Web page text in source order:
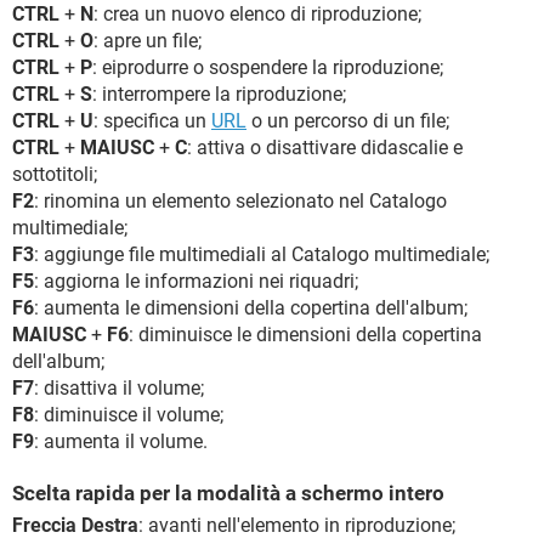
CTRL + N: crea un nuovo elenco di riproduzione;
CTRL + O: apre un file;
CTRL + P: eiprodurre o sospendere la riproduzione;
CTRL + S: interrompere la riproduzione;
CTRL + U: specifica un URL o un percorso di un file;
CTRL + MAIUSC + C: attiva o disattivare didascalie e
sottotitoli;
F2: rinomina un elemento selezionato nel Catalogo
multimediale;
F3: aggiunge file multimediali al Catalogo multimediale;
F5: aggiorna le informazioni nei riquadri;
F6: aumenta le dimensioni della copertina dell'album;
MAIUSC + F6: diminuisce le dimensioni della copertina
dell'album;
F7: disattiva il volume;
F8: diminuisce il volume;
F9: aumenta il volume.
Scelta rapida per la modalità a schermo intero
Freccia Destra: avanti nell'elemento in riproduzione;